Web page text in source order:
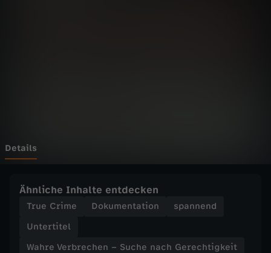
h
n
–
Details
Ähnliche Inhalte entdecken
True Crime Dokumentation
spannend
Untertitel
Wahre Verbrechen – Suche nach Gerechtigkeit